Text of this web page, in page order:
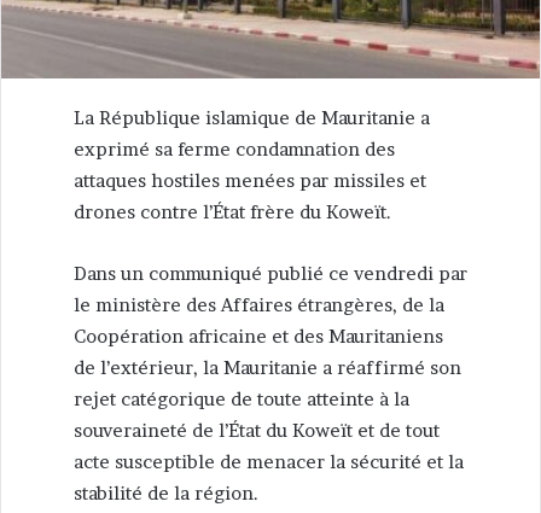
La République islamique de Mauritanie a
exprimé sa ferme condamnation des
attaques hostiles menées par missiles et
drones contre l’État frère du Koweït.
Dans un communiqué publié ce vendredi par
le ministère des Affaires étrangères, de la
Coopération africaine et des Mauritaniens
de l’extérieur, la Mauritanie a réaffirmé son
rejet catégorique de toute atteinte à la
souveraineté de l’État du Koweït et de tout
acte susceptible de menacer la sécurité et la
stabilité de la région.